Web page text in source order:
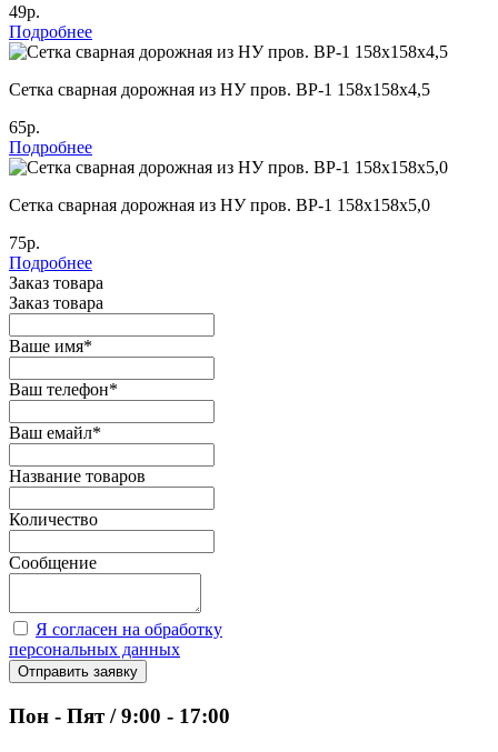
49р.
Подробнее
Cетка сварная дорожная из НУ пров. ВР-1 158х158х4,5
65р.
Подробнее
Cетка сварная дорожная из НУ пров. ВР-1 158х158х5,0
75р.
Подробнее
Заказ товара
Заказ товара
Ваше имя*
Ваш телефон*
Ваш емайл*
Название товаров
Количество
Сообщение
Я согласен на обработку
персональных данных
Отправить заявку
Пон - Пят / 9:00 - 17:00